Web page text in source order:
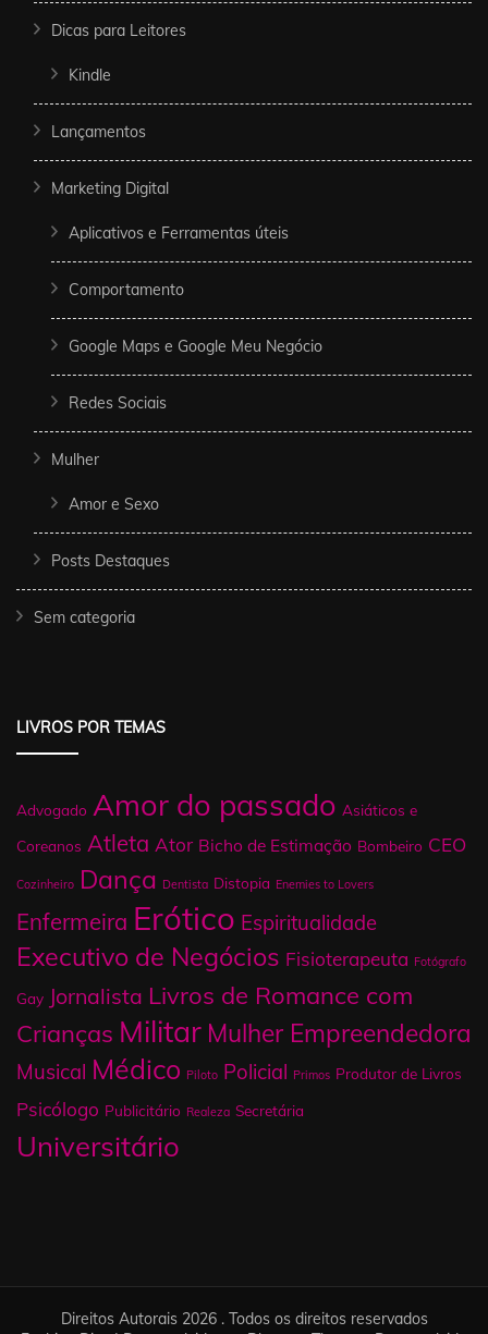
Dicas para Leitores
Kindle
Lançamentos
Marketing Digital
Aplicativos e Ferramentas úteis
Comportamento
Google Maps e Google Meu Negócio
Redes Sociais
Mulher
Amor e Sexo
Posts Destaques
Sem categoria
LIVROS POR TEMAS
Advogado Amor do passado Asiáticos e
Coreanos Atleta Ator Bicho de Estimação Bombeiro CEO
Cozinheiro Dança Dentista Distopia Enemies to Lovers
Enfermeira Erótico Espiritualidade
Executivo de Negócios Fisioterapeuta Fotógrafo
Gay Jornalista Livros de Romance com
Crianças Militar Mulher Empreendedora
Musical Médico Piloto Policial Primos Produtor de Livros
Psicólogo Publicitário Realeza Secretária
Universitário
Direitos Autorais 2026 . Todos os direitos reservados